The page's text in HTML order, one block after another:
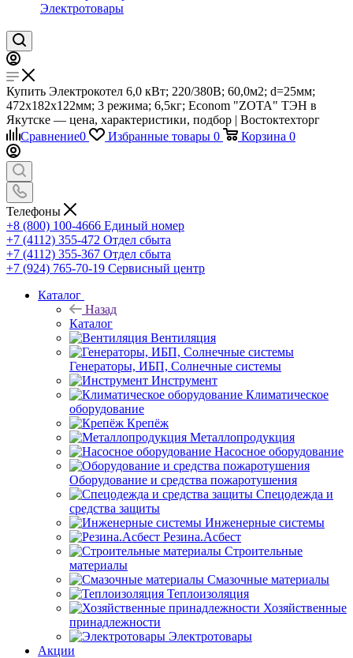
Электротовары
Купить Электрокотел 6,0 кВт; 220/380В; 60,0м2; d=25мм;
472х182х122мм; 3 режима; 6,5кг; Econom "ZOTA" ТЭН в
Якутске — цена, характеристики, подбор | Востоктехторг
Сравнение0 Избранные товары 0 Корзина 0
Телефоны
+8 (800) 100-4666 Единый номер
+7 (4112) 355-472 Отдел сбыта
+7 (4112) 355-367 Отдел сбыта
+7 (924) 765-70-19 Сервисный центр
Каталог
Назад
Каталог
Вентиляция
Генераторы, ИБП, Солнечные системы
Инструмент
Климатическое
оборудование
Крепёж
Металлопродукция
Насосное оборудование
Оборудование и средства пожаротушения
Спецодежда и
средства защиты
Инженерные системы
Резина.Асбест
Строительные
материалы
Смазочные материалы
Теплоизоляция
Хозяйственные
принадлежности
Электротовары
Акции